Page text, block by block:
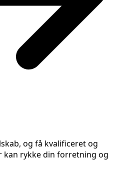
og få kvalificeret og
kan rykke din forretning og